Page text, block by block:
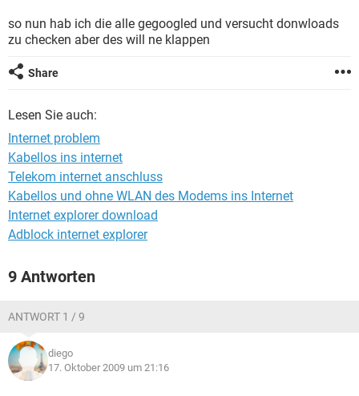
so nun hab ich die alle gegoogled und versucht donwloads
zu checken aber des will ne klappen
Share
Lesen Sie auch:
Internet problem
Kabellos ins internet
Telekom internet anschluss
Kabellos und ohne WLAN des Modems ins Internet
Internet explorer download
Adblock internet explorer
9 Antworten
ANTWORT 1 / 9
diego
17. Oktober 2009 um 21:16